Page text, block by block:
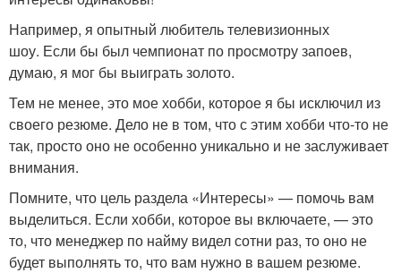
Например, я опытный любитель телевизионных
шоу. Если бы был чемпионат по просмотру запоев,
думаю, я мог бы выиграть золото.
Тем не менее, это мое хобби, которое я бы исключил из
своего резюме. Дело не в том, что с этим хобби что-то не
так, просто оно не особенно уникально и не заслуживает
внимания.
Помните, что цель раздела «Интересы» — помочь вам
выделиться. Если хобби, которое вы включаете, — это
то, что менеджер по найму видел сотни раз, то оно не
будет выполнять то, что вам нужно в вашем резюме.